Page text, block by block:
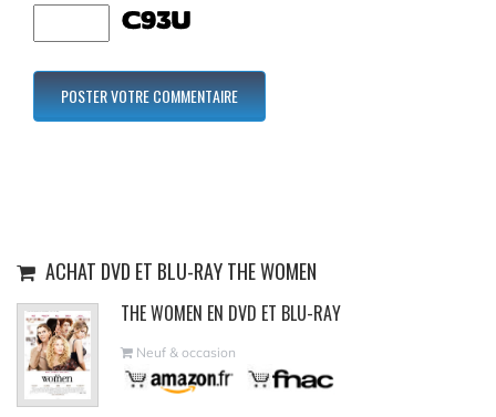
ACHAT DVD ET BLU-RAY THE WOMEN
THE WOMEN EN DVD ET BLU-RAY
Neuf & occasion